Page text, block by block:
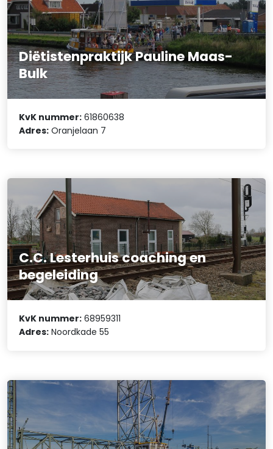
Diëtistenpraktijk Pauline Maas-
Bulk
KvK nummer: 61860638
Adres: Oranjelaan 7
C.C. Lesterhuis coaching en
begeleiding
KvK nummer: 68959311
Adres: Noordkade 55